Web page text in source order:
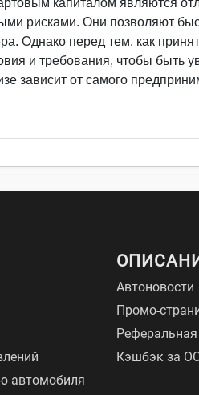
капиталом являются
рисками. Они позволяют
Однако перед тем, как
и требования, чтобы быть
зависит от самого
автомобиля
Автоновости
Промо-
Кэшбэк за